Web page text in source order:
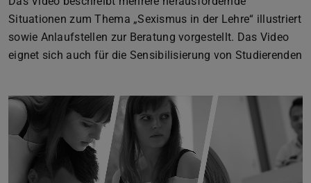
Situationen zum Thema „Sexismus in der Lehre“ illustriert
sowie Anlaufstellen zur Beratung vorgestellt. Das Video
eignet sich auch für die Sensibilisierung von Studierenden